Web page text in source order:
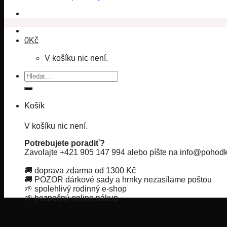
0Kč
V košíku nic není.
Hledat:
Košík
V košíku nic není.
Potrebujete poradiť?
Zavolajte +421 905 147 994 alebo píšte na
🚚 doprava zdarma od 1300 Kč
🚚 POZOR dárkové sady a hrnky nezasílame poštou
🌱 spolehlivý rodinný e-shop
🌱 bezpečný online nákup